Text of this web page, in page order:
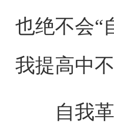
也绝不会“
我提高中
自我革